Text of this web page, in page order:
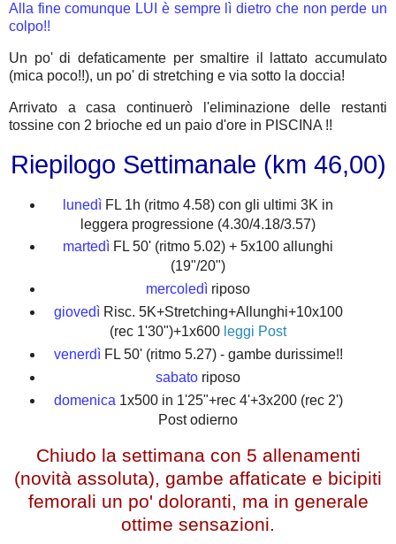
Alla fine comunque LUI è sempre lì dietro che non perde un
colpo!!
Un po' di defaticamente per smaltire il lattato accumulato
(mica poco!!), un po' di stretching e via sotto la doccia!
Arrivato a casa continuerò l'eliminazione delle restanti
tossine con 2 brioche ed un paio d'ore in PISCINA !!
Riepilogo Settimanale (km 46,00)
lunedì FL 1h (ritmo 4.58) con gli ultimi 3K in
leggera progressione (4.30/4.18/3.57)
martedì FL 50' (ritmo 5.02) + 5x100 allunghi
(19"/20")
mercoledì riposo
giovedìRisc. 5K+Stretching+Allunghi+10x100
(rec 1'30")+1x600 leggi Post
venerdìFL 50' (ritmo 5.27) - gambe durissime!!
sabato riposo
domenica 1x500 in 1'25"+rec 4'+3x200 (rec 2')
Post odierno
Chiudo la settimana con 5 allenamenti
(novità assoluta), gambe affaticate e bicipiti
femorali un po' doloranti, ma in generale
ottime sensazioni.